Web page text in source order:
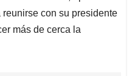
con su presidente
más de cerca la